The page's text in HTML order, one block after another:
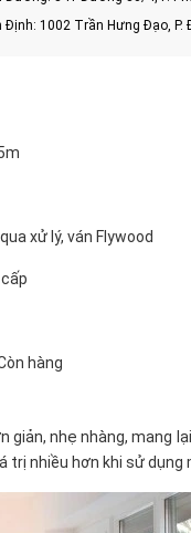
Định: 1002 Trần Hưng Đạo, P.
xử lý, ván Flywood
hàng
nhẹ nhàng, mang
trị nhiều hơn khi sử dụng